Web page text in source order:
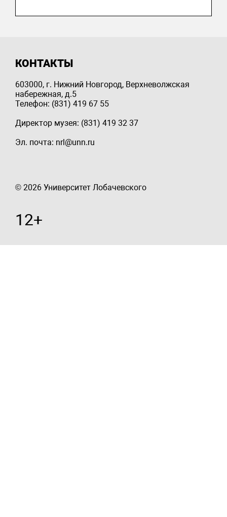
КОНТАКТЫ
603000, г. Нижний Новгород, Верхневолжская
набережная, д.5
Телефон: (831) 419 67 55
Директор музея: (831) 419 32 37
Эл. почта: nrl@unn.ru
© 2026 Университет Лобачевского
12+